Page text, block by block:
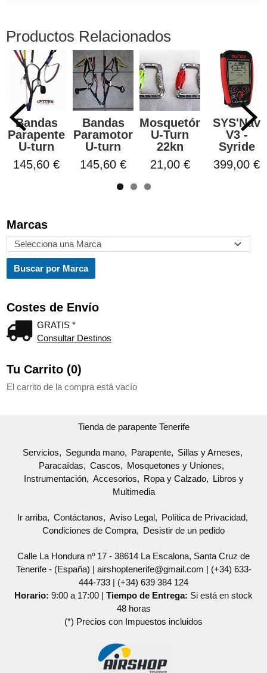
Marcas
Costes de Envío
GRATIS *
Consultar Destinos
Tu Carrito (0)
El carrito de la compra está vacío
Productos Relacionados
Bandas
Parapente
U-turn
145,60 €
Bandas
Paramotor
U-turn
145,60 €
Mosquetón
U-Turn
22kn
21,00 €
SYS'Nav
V3 -
Syride
399,00 €
Tienda de parapente Tenerife
Servicios Segunda mano Parapente
Sillas y Arneses
Paracaídas
Cascos
Mosquetones y Uniones
Instrumentación
Accesorios Ropa y Calzado
Libros y
Multimedia
Ir arriba Contáctanos Aviso Legal
Política de Privacidad
Condiciones de Compra
Desistir de un pedido
Calle La Hondura nº 17 - 38614 La Escalona, Santa Cruz de
Tenerife - (España) | airshoptenerife@gmail.com | (+34) 633-
444-733 | (+34) 639 384 124
Horario: 9:00 a 17:00 | Tiempo de Entrega: Si está en stock
48 horas
(*) Precios con Impuestos incluidos